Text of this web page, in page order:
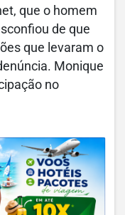
que o homem
de que
que levaram o
Monique
no